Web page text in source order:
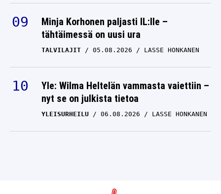
Minja Korhonen paljasti IL:lle –
tähtäimessä on uusi ura
TALVILAJIT 05.08.2026 LASSE HONKANEN
Yle: Wilma Heltelän vammasta vaiettiin –
nyt se on julkista tietoa
YLEISURHEILU 06.08.2026 LASSE HONKANEN